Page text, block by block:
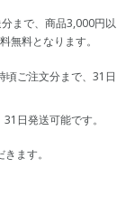
まで、商品3,000円以
無料となります。
頃ご注文分まで、31日
日発送可能です。
ます。